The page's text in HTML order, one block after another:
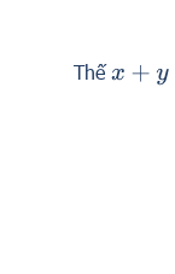
Thếx+y=7